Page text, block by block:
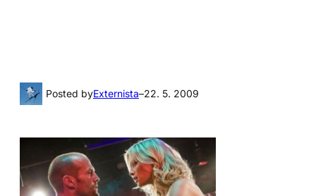
Posted byExternista–22. 5. 2009